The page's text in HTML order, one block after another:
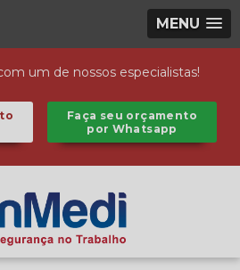
MENU
um de nossos especialistas!
Faça seu orçamento
por Whatsapp